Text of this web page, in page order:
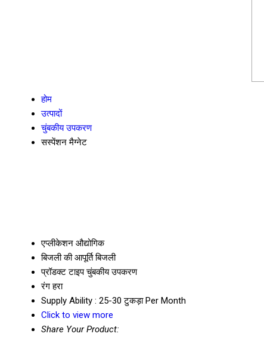
होम
उत्पादों
चुंबकीय उपकरण
सस्पेंशन मैग्नेट
एप्लीकेशन औद्योगिक
बिजली की आपूर्ति बिजली
प्रॉडक्ट टाइप चुंबकीय उपकरण
रंग हरा
Supply Ability : 25-30 टुकड़ा Per Month
Click to view more
Share Your Product: